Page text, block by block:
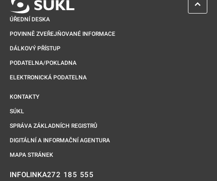
ÚŘEDNÍ DESKA
POVINNĚ ZVEŘEJŇOVANÉ INFORMACE
DÁLKOVÝ PŘÍSTUP
PODATELNA/POKLADNA
ELEKTRONICKÁ PODATELNA
KONTAKTY
SÚKL
SPRÁVA ZÁKLADNÍCH REGISTRŮ
DIGITÁLNÍ A INFORMAČNÍ AGENTURA
MAPA STRÁNEK
INFOLINKA272 185 555
ZPĚT